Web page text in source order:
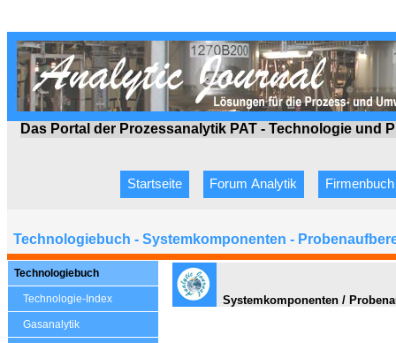
Das Portal der Prozessanalytik PAT - Technologie und
Startseite Forum Analytik Firmenbuch
Technologiebuch - Systemkomponenten -
Technologiebuch
Technologie-Index
Gasanalytik
Systemkomponenten /